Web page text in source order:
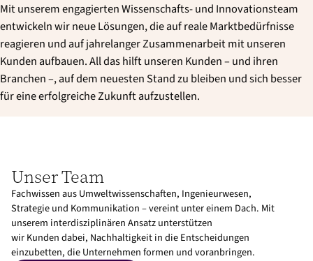
Mit unserem engagierten Wissenschafts- und Innovationsteam
entwickeln wir neue Lösungen, die auf reale Marktbedürfnisse
reagieren und auf jahrelanger Zusammenarbeit mit unseren
Kunden aufbauen. All das hilft unseren Kunden – und ihren
Branchen –, auf dem neuesten Stand zu bleiben und sich besser
für eine erfolgreiche Zukunft aufzustellen.
Unser Team
Fachwissen aus Umweltwissenschaften, Ingenieurwesen,
Strategie und Kommunikation – vereint unter einem Dach. Mit
unserem interdisziplinären Ansatz unterstützen
wir Kunden dabei, Nachhaltigkeit in die Entscheidungen
einzubetten, die Unternehmen formen und voranbringen.